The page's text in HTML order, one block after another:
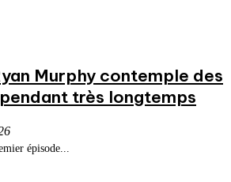
Murphy contemple des
très longtemps
épisode...